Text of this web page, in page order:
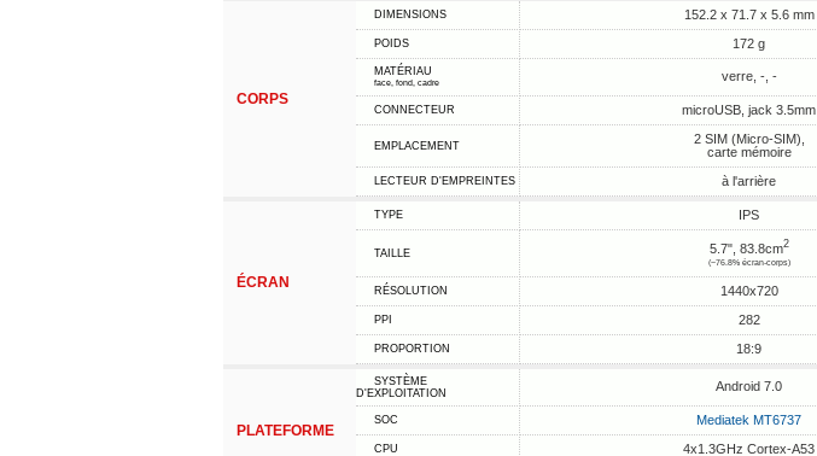
CORPS
DIMENSIONS 152.2 x 71.7 x 5.6 mm
POIDS 172 g
MATÉRIAU
face, fond, cadre verre, -, -
CONNECTEUR microUSB, jack 3.5mm
EMPLACEMENT
2 SIM (Micro-SIM),
carte mémoire
LECTEUR D'EMPREINTES à l'arrière
ÉCRAN
TYPE IPS
TAILLE 5.7", 83.8cm2
(~76.8% écran-corps)
RÉSOLUTION 1440x720
PPI 282
PROPORTION 18:9
PLATEFORME
SYSTÈME
D'EXPLOITATION
Android 7.0
SOC Mediatek MT6737
CPU 4x1.3GHz Cortex-A53